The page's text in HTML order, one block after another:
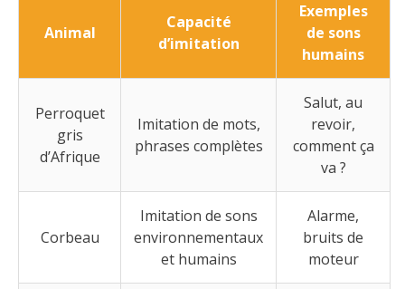
Animal
Capacité
d’imitation
Exemples
de sons
humains
Perroquet
gris
d’Afrique
Imitation de mots,
phrases complètes
Salut, au
revoir,
comment ça
va ?
Corbeau
Imitation de sons
environnementaux
et humains
Alarme,
bruits de
moteur